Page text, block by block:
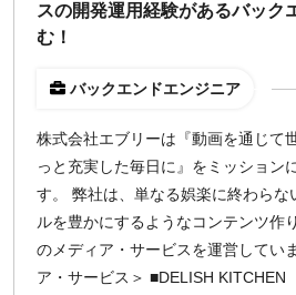
スの開発運用経験があるバック
む！
バックエンドエンジニア
株式会社エブリーは『動画を通じて
っと充実した毎日に』をミッション
す。 弊社は、単なる娯楽に終わらな
ルを豊かにするようなコンテンツ作
のメディア・サービスを運営してい
ア・サービス＞ ■DELISH